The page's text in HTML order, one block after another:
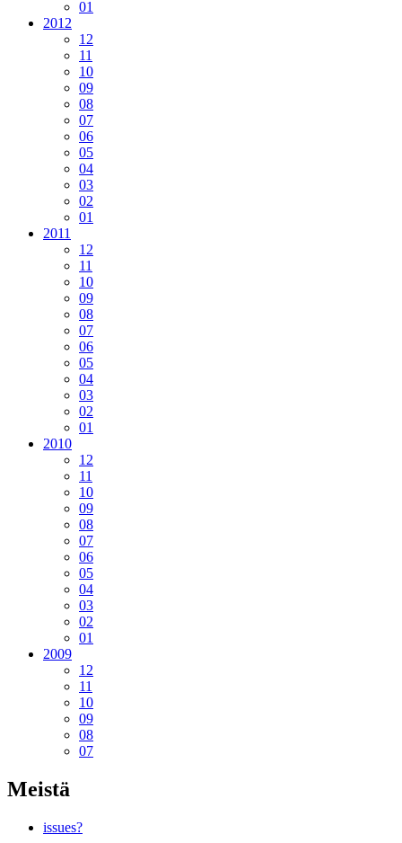
01
2012
12
11
10
09
08
07
06
05
04
03
02
01
2011
12
11
10
09
08
07
06
05
04
03
02
01
2010
12
11
10
09
08
07
06
05
04
03
02
01
2009
12
11
10
09
08
07
Meistä
issues?